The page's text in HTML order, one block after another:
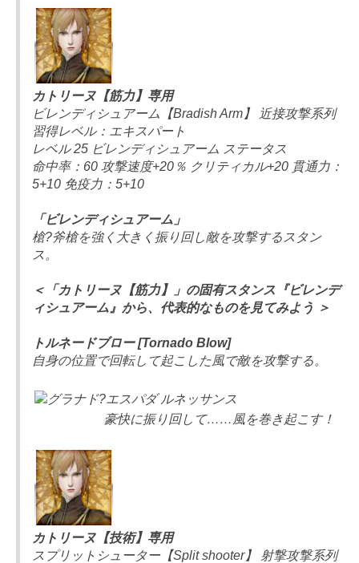
カトリーヌ【筋力】専用
ビレンディシュアーム【Bradish Arm】 近接攻撃系列
習得レベル：エキスパート
レベル 25 ビレンディシュアーム ステータス
命中率：60 攻撃速度+20％ クリティカル+20 貫通力：
5+10 免疫力：5+10
「ビレンディシュアーム」
槍?斧槍を強く大きく振り回し敵を攻撃するスタン
ス。
＜「カトリーヌ【筋力】」の固有スタンス『ビレンデ
ィシュアーム』から、代表的なものを見てみよう ＞
トルネードブロー [Tornado Blow]
自身の位置で回転して起こした風で敵を攻撃する。
豪快に振り回して……風を巻き起こす！
カトリーヌ【技術】専用
スプリットシューター【Split shooter】 射撃攻撃系列